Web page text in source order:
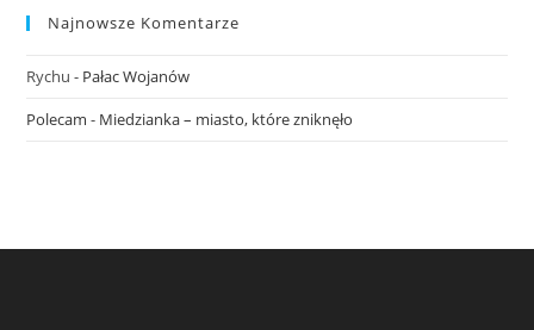
Najnowsze Komentarze
Rychu - Pałac Wojanów
Polecam - Miedzianka – miasto, które zniknęło